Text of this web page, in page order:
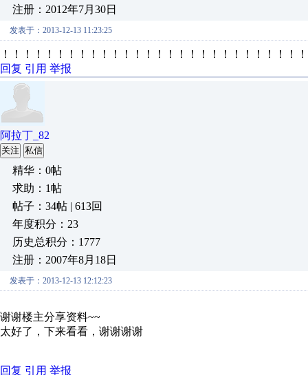
注册：2012年7月30日
发表于：2013-12-13 11:23:25
！！！！！！！！！！！！！！！！！！！！！！！！！！！
回复 引用 举报
阿拉丁_82
关注 私信
精华：0帖
求助：1帖
帖子：34帖 | 613回
年度积分：23
历史总积分：1777
注册：2007年8月18日
发表于：2013-12-13 12:12:23
谢谢楼主分享资料~~
太好了，下来看看，谢谢谢谢
回复 引用 举报